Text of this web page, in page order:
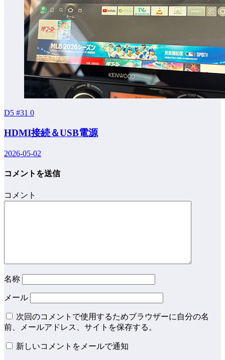
D5 #31 0
HDMI接続＆USB電源
2026-05-02
コメントを送信
コメント
名称
メール
次回のコメントで使用するためブラウザーに自分の名
前、メールアドレス、サイトを保存する。
新しいコメントをメールで通知